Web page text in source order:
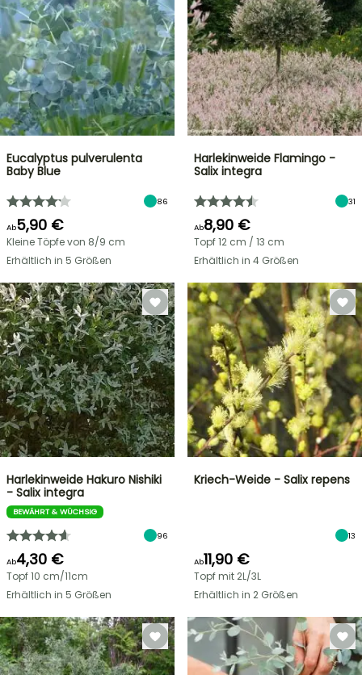
Eucalyptus pulverulenta
Baby Blue
86
Ab5,90 €
Kleine Töpfe von 8/9 cm
Erhältlich in 5 Größen
Harlekinweide Flamingo -
Salix integra
31
Ab8,90 €
Topf 12 cm / 13 cm
Erhältlich in 4 Größen
Harlekinweide Hakuro Nishiki
- Salix integra
BEWÄHRT & WÜCHSIG
96
Ab4,30 €
Topf 10 cm/11cm
Erhältlich in 5 Größen
Kriech-Weide - Salix repens
13
Ab11,90 €
Topf mit 2L/3L
Erhältlich in 2 Größen